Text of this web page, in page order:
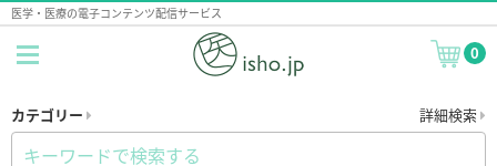
医学・医療の電子コンテンツ配信サービス
0
カテゴリー 詳細検索